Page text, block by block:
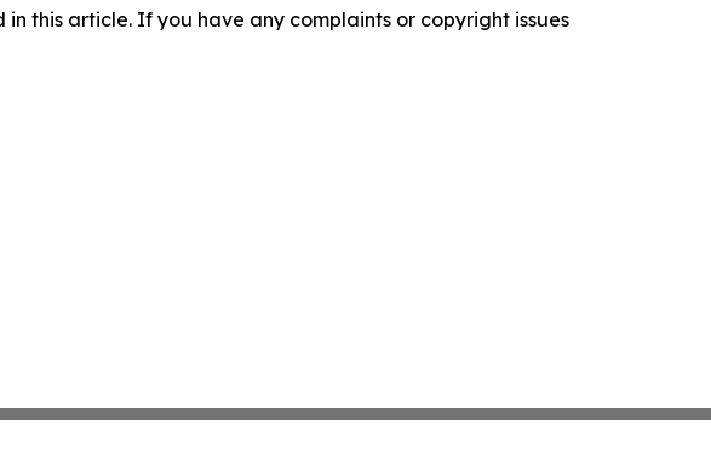
this article. If you have any complaints or copyright issues